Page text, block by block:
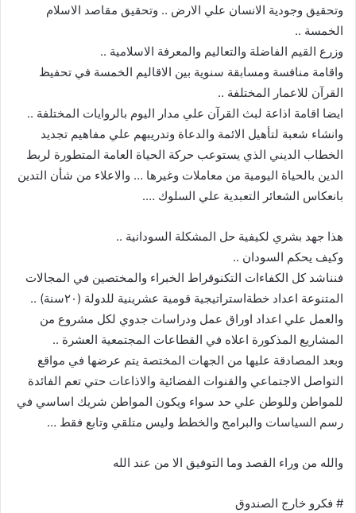
وتحقيق وجودية الانسان علي الارض .. وتحقيق مقاصد الاسلام
الخمسة ..
وزرع القيم الفاضلة والتعاليم والمعرفة الاسلامية ..
واقامة منافسة ومسابقة سنوية بين الاقاليم الخمسة في تحفيظ
القرآن للاعمار المختلفة ..
ايضا اقامة اذاعة لبث القرآن علي مدار اليوم بالروايات المختلفة ..
وانشاء شعبة لتأهيل الائمة والدعاة وتدريبهم علي مفاهيم تجديد
الخطاب الديني الذي يستوعب حركة الحياة العامة المتطورة لربط
الدين بالحياة اليومية من معاملات وغيرها … والاعلاء من شأن التدين
بانعكاس الشعائر التعبدية علي السلوك ….
هذا جهد بشري لكيفية حل المشكلة السودانية ..
وكيف يحكم السودان ..
فنناشد كل الكفاءات التكنوقراط الخبراء والمختصين في المجالات
المتنوعة اعداد خطةاستراتيجية قومية عشرينية للدولة (٢٠سنة) ..
والعمل علي اعداد اوراق عمل ودراسات جدوي لكل مشروع من
المشاريع المذكورة اعلاه في القطاعات المجتمعية العشرة ..
وبعد المصادقة عليها من الجهات المختصة يتم عرضها في مواقع
التواصل الاجتماعي والقنوات الفضائية والاذاعات حتي تعم الفائدة
للمواطن وللوطن علي حد سواء ويكون المواطن شريك اساسي في
رسم السياسات والبرامج والخطط وليس متلقي وتابع فقط …
والله من وراء القصد وما التوفيق الا من عند الله
# فكرو خارج الصندوق